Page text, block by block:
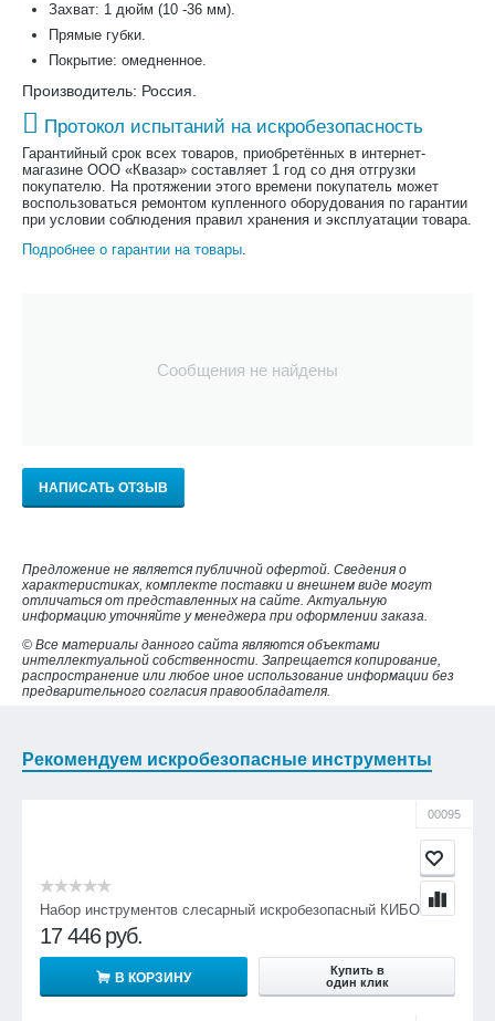
Захват: 1 дюйм (10 -36 мм).
Прямые губки.
Покрытие: омедненное.
Производитель: Россия.
Протокол испытаний на искробезопасность
Гарантийный срок всех товаров, приобретённых в интернет-
магазине ООО «Квазар» составляет 1 год со дня отгрузки
покупателю. На протяжении этого времени покупатель может
воспользоваться ремонтом купленного оборудования по гарантии
при условии соблюдения правил хранения и эксплуатации товара.
Подробнее о гарантии на товары.
Сообщения не найдены
НАПИСАТЬ ОТЗЫВ
Предложение не является публичной офертой. Сведения о
характеристиках, комплекте поставки и внешнем виде могут
отличаться от представленных на сайте. Актуальную
информацию уточняйте у менеджера при оформлении заказа.
© Все материалы данного сайта являются объектами
интеллектуальной собственности. Запрещается копирование,
распространение или любое иное использование информации без
предварительного согласия правообладателя.
Рекомендуем искробезопасные инструменты
00095
Набор инструментов слесарный искробезопасный КИБО-18
17 446 руб.
В КОРЗИНУ
Купить в
один клик